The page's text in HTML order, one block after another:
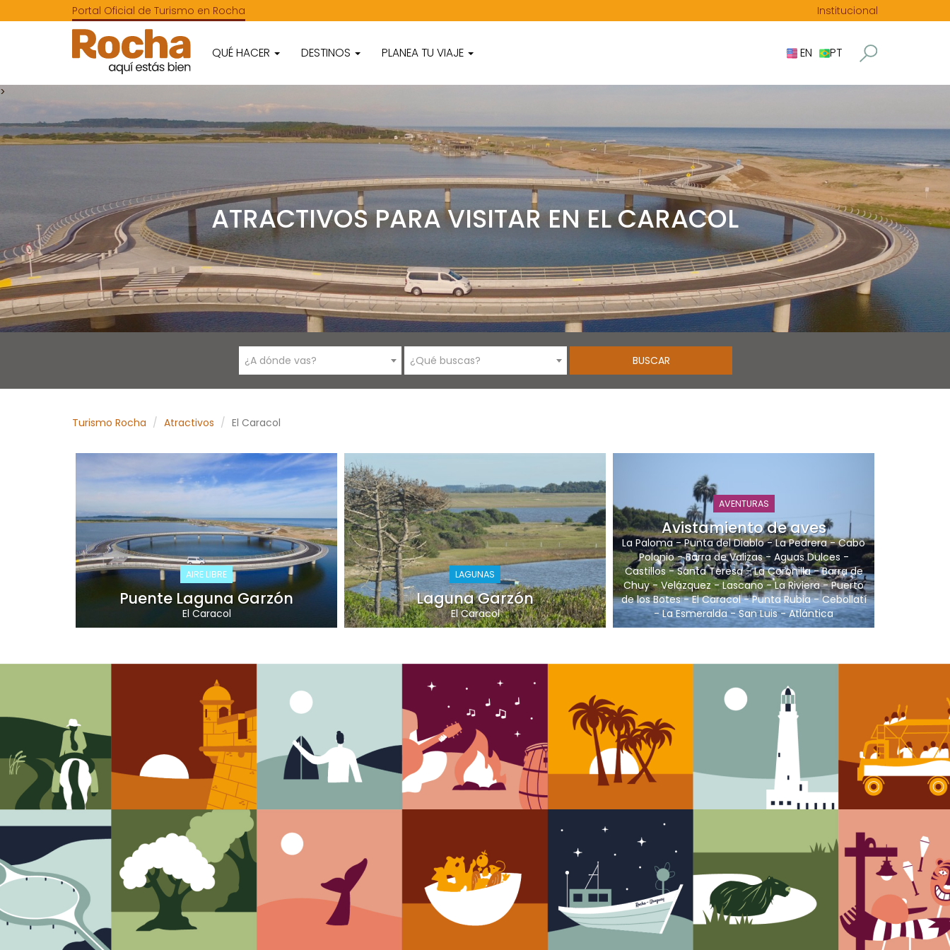
Portal Oficial de Turismo en Rocha Institucional
QUÉ HACER DESTINOS PLANEA TU VIAJE EN PT
>
ATRACTIVOS PARA VISITAR EN EL CARACOL
¿A dónde vas? ¿Qué buscas?
Turismo Rocha Atractivos El Caracol
AIRE LIBRE
Puente Laguna Garzón
El Caracol
LAGUNAS
Laguna Garzón
El Caracol
AVENTURAS
Avistamiento de aves
La Paloma-Punta del Diablo-La Pedrera-Cabo
Polonio-Barra de Valizas- Aguas Dulces -
Castillos-Santa Teresa-La Coronilla-Barra de
Chuy-Velázquez-Lascano-La Riviera-Puerto
de los Botes-El Caracol-Punta Rubia-Cebollatí
-La Esmeralda-San Luis-Atlántica